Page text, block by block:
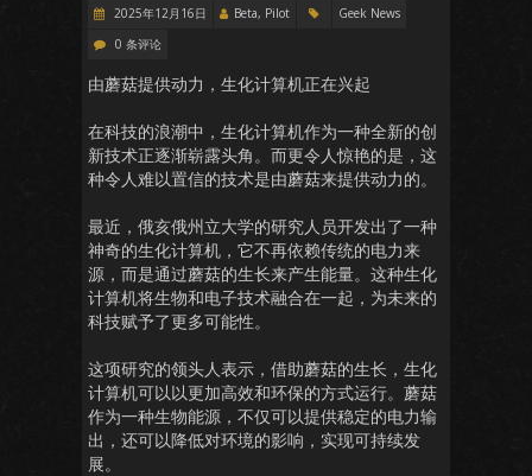
2025年12月16日 Beta, Pilot
Geek News
0 条评论
由蘑菇提供动力，生化计算机正在兴起
在科技的浪潮中，生化计算机作为一种全新的创
新技术正逐渐崭露头角。而更令人惊艳的是，这
种令人难以置信的技术是由蘑菇来提供动力的。
最近，俄亥俄州立大学的研究人员开发出了一种
神奇的生化计算机，它不再依赖传统的电力来
源，而是通过蘑菇的生长来产生能量。这种生化
计算机将生物和电子技术融合在一起，为未来的
科技赋予了更多可能性。
这项研究的领头人表示，借助蘑菇的生长，生化
计算机可以以更加高效和环保的方式运行。蘑菇
作为一种生物能源，不仅可以提供稳定的电力输
出，还可以降低对环境的影响，实现可持续发
展。